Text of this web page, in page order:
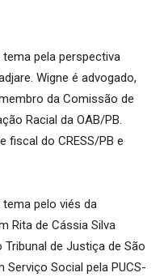
pela perspectiva
Wigne é advogado,
da Comissão de
Racial da OAB/PB.
fiscal do CRESS/PB e
pelo viés da
Rita de Cássia Silva
de Justiça de São
Serviço Social pela PUCS-